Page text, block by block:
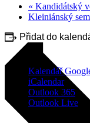
« Kandidátský
Kleiniánský
Přidat do
Kalendář
iCalendar
Outlook 365
Outlook Live